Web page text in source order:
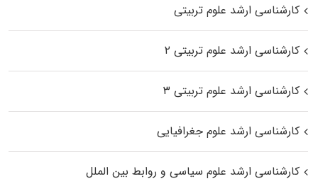
کارشناسی ارشد علوم تربیتی
کارشناسی ارشد علوم تربیتی ۲
کارشناسی ارشد علوم تربیتی ۳
کارشناسی ارشد علوم جغرافیایی
کارشناسی ارشد علوم سیاسی و روابط بین الملل